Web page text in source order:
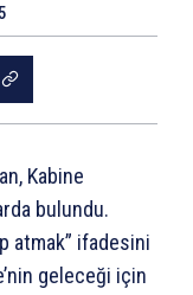
Kabine
bulundu.
atmak” ifadesini
geleceği için